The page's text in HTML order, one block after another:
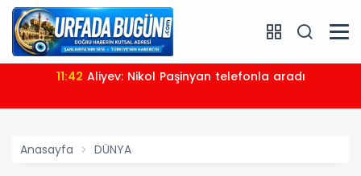
11:42 Aliyev: Nikol Paşinyan telefonla aradı
Anasayfa DÜNYA